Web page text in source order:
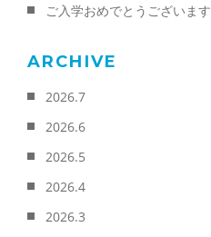
ご入学おめでとうございます
ARCHIVE
2026.7
2026.6
2026.5
2026.4
2026.3